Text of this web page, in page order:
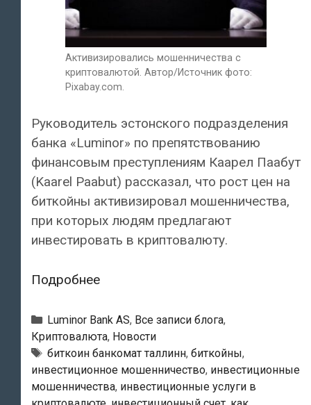
Активизировались мошенничества с
криптовалютой. Автор/Источник фото:
Pixabay.com.
Руководитель эстонского подразделения
банка «Luminor» по препятствованию
финансовым преступлениям Каарел Паабут
(Kaarel Paabut) рассказал, что рост цен на
биткойны активизировал мошенничества,
при которых людям предлагают
инвестировать в криптовалюту.
ПодробнееБанк
«Активизировались
мошенничества
с
криптовалютой»
Рубрики
Luminor Bank AS, Все записи блога,
Криптовалюта, Новости
Тэги
биткоин банкомат таллинн, биткойны,
инвестиционное мошенничество, инвестиционные
мошенничества, инвестиционные услуги в